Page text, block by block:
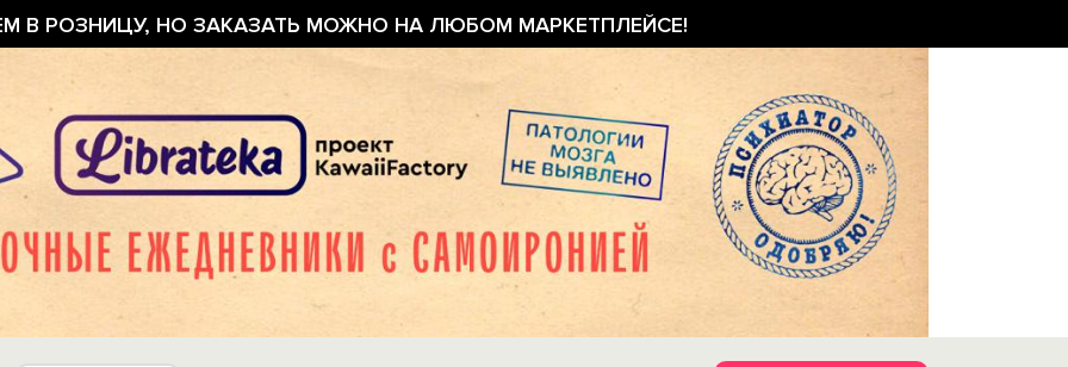
В РОЗНИЦУ, НО ЗАКАЗАТЬ МОЖНО НА ЛЮБОМ МАРКЕТПЛЕЙСЕ!